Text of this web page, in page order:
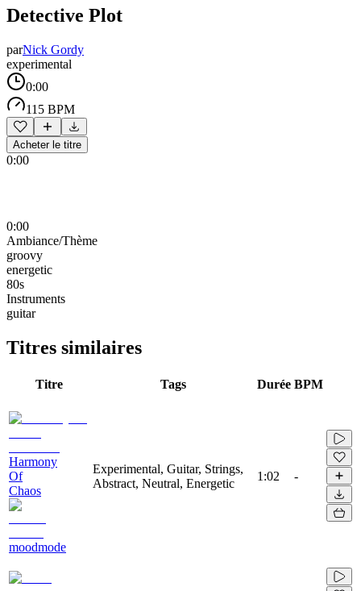
Detective Plot
parNick Gordy
experimental
0:00
115 BPM
Acheter le titre
0:00
0:00
Ambiance/Thème
groovy
energetic
80s
Instruments
guitar
Titres similaires
Titre Tags Durée BPM
Harmony
Of
Chaos
moodmode
Experimental, Guitar, Strings,
Abstract, Neutral, Energetic
1:02 -